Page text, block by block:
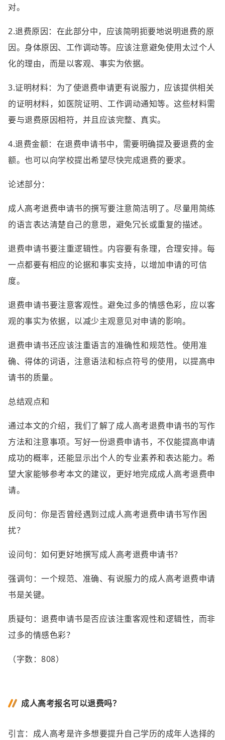
对。
2.退费原因：在此部分中，应该简明扼要地说明退费的原
因。身体原因、工作调动等。应该注意避免使用太过个人
化的理由，而是以客观、事实为依据。
3.证明材料：为了使退费申请更有说服力，应该提供相关
的证明材料，如医院证明、工作调动通知等。这些材料需
要与退费原因相符，并且应该完整、真实。
4.退费金额：在退费申请书中，需要明确提及要退费的金
额。也可以向学校提出希望尽快完成退费的要求。
论述部分：
成人高考退费申请书的撰写要注意简洁明了。尽量用简练
的语言表达清楚自己的意思，避免冗长或重复的描述。
退费申请书要注重逻辑性。内容要有条理，合理安排。每
一点都要有相应的论据和事实支持，以增加申请的可信
度。
退费申请书要注意客观性。避免过多的情感色彩，应以客
观的事实为依据，以减少主观意见对申请的影响。
退费申请书还应该注重语言的准确性和规范性。使用准
确、得体的词语，注意语法和标点符号的使用，以提高申
请书的质量。
总结观点和
通过本文的介绍，我们了解了成人高考退费申请书的写作
方法和注意事项。写好一份退费申请书，不仅能提高申请
成功的概率，还能显示出个人的专业素养和表达能力。希
望大家能够参考本文的建议，更好地完成成人高考退费申
请。
反问句：你是否曾经遇到过成人高考退费申请书写作困
扰？
设问句：如何更好地撰写成人高考退费申请书？
强调句：一个规范、准确、有说服力的成人高考退费申请
书是关键。
质疑句：退费申请书是否应该注重客观性和逻辑性，而非
过多的情感色彩？
（字数：808）
成人高考报名可以退费吗？
引言：成人高考是许多想要提升自己学历的成年人选择的